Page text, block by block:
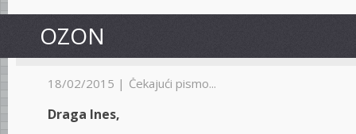
OZON
18/02/2015 | Čekajući pismo...
Draga Ines,